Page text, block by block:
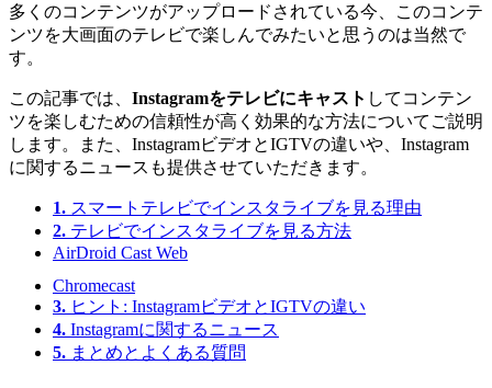
多くのコンテンツがアップロードされている今、このコンテ
ンツを大画面のテレビで楽しんでみたいと思うのは当然で
す。
この記事では、 Instagramをテレビにキャスト してコンテン
ツを楽しむための信頼性が高く効果的な方法についてご説明
します。また、InstagramビデオとIGTVの違いや、Instagram
に関するニュースも提供させていただきます。
1. スマートテレビでインスタライブを見る理由
2. テレビでインスタライブを見る方法
AirDroid Cast Web
Chromecast
3. ヒント: InstagramビデオとIGTVの違い
4. Instagramに関するニュース
5. まとめとよくある質問